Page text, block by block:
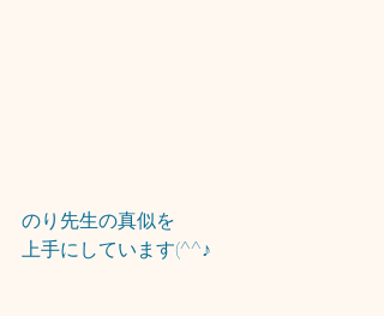
のり先生の真似を
上手にしています(^^♪